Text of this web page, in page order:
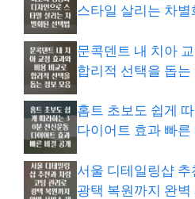
스타일 살리는 차별
문콕덴트 내 치아
합리적 선택을 돕는
홈트 초보도 쉽게
다이어트 효과 빠른
서울 디테일링샵
광택 복원까지 완벽